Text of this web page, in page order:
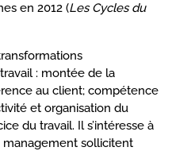
en 2012 (Les Cycles du
: montée de la
au client; compétence
et organisation du
du travail. Il s’intéresse à
management sollicitent